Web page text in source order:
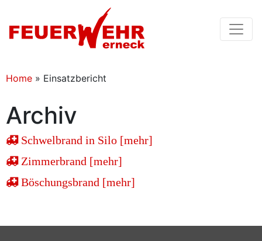
Home » Einsatzbericht
Archiv
Schwelbrand in Silo [mehr]
Zimmerbrand [mehr]
Böschungsbrand [mehr]